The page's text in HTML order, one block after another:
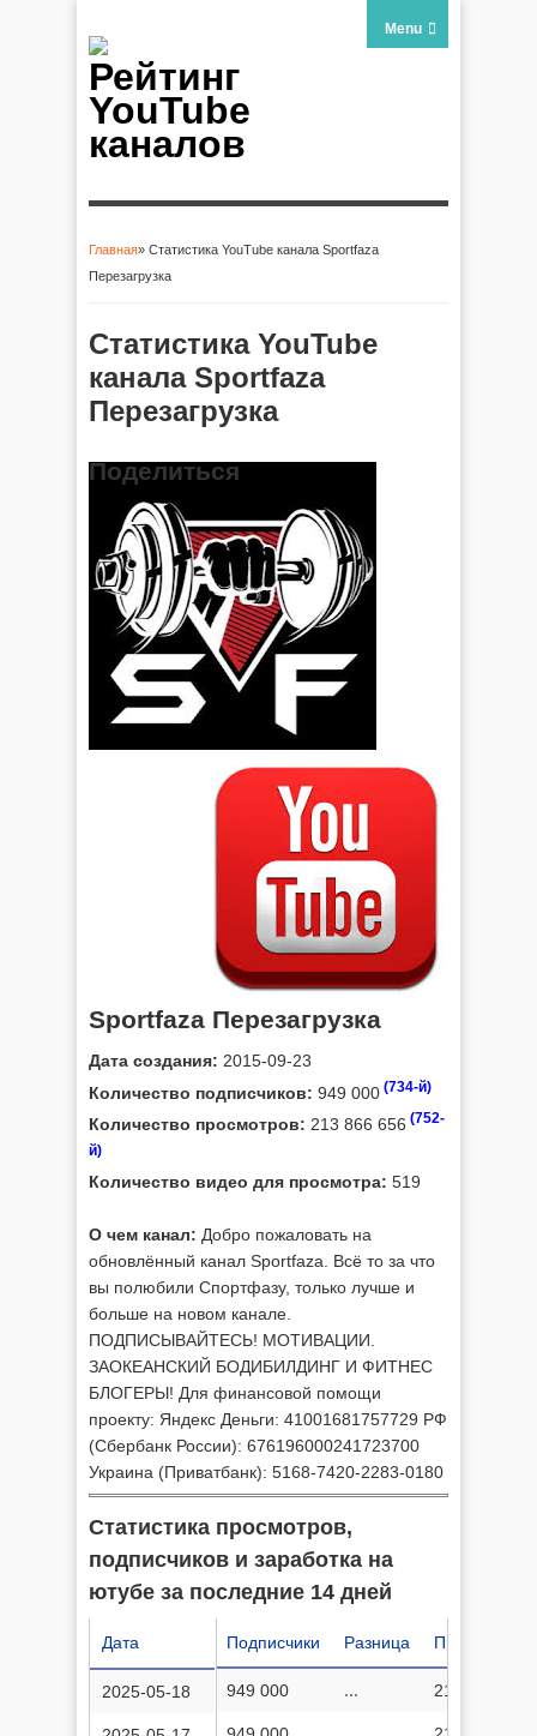
Рейтинг
YouTube
каналов
Menu
Вы здесь
Главная» Статистика YouTube канала Sportfaza
Перезагрузка
Статистика YouTube
канала Sportfaza
Перезагрузка
Поделиться
Sportfaza Перезагрузка
Дата создания: 2015-09-23
Количество подписчиков: 949 000 (734-й)
Количество просмотров: 213 866 656 (752-
й)
Количество видео для просмотра: 519
О чем канал: Добро пожаловать на
обновлённый канал Sportfaza. Всё то за что
вы полюбили Спортфазу, только лучше и
больше на новом канале.
ПОДПИСЫВАЙТЕСЬ! МОТИВАЦИИ.
ЗАОКЕАНСКИЙ БОДИБИЛДИНГ И ФИТНЕС
БЛОГЕРЫ! Для финансовой помощи
проекту: Яндекс Деньги: 41001681757729 РФ
(Сбербанк России): 676196000241723700
Украина (Приватбанк): 5168-7420-2283-0180
Статистика просмотров,
подписчиков и заработка на
ютубе за последние 14 дней
Подписчики Разница Просмотров
949 000 ... 213 866 656
Дата
2025-05-18